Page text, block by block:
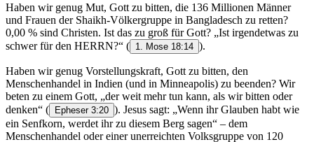
Haben wir genug Mut, Gott zu bitten, die 136 Millionen Männer
und Frauen der Shaikh-Völkergruppe in Bangladesch zu retten?
0,00 % sind Christen. Ist das zu groß für Gott? „Ist irgendetwas zu
schwer für den HERRN?“ ( 1. Mose 18:14 ).
Haben wir genug Vorstellungskraft, Gott zu bitten, den
Menschenhandel in Indien (und in Minneapolis) zu beenden? Wir
beten zu einem Gott, „der weit mehr tun kann, als wir bitten oder
denken“ ( Epheser 3:20 ). Jesus sagt: „Wenn ihr Glauben habt wie
ein Senfkorn, werdet ihr zu diesem Berg sagen“ – dem
Menschenhandel oder einer unerreichten Volksgruppe von 120